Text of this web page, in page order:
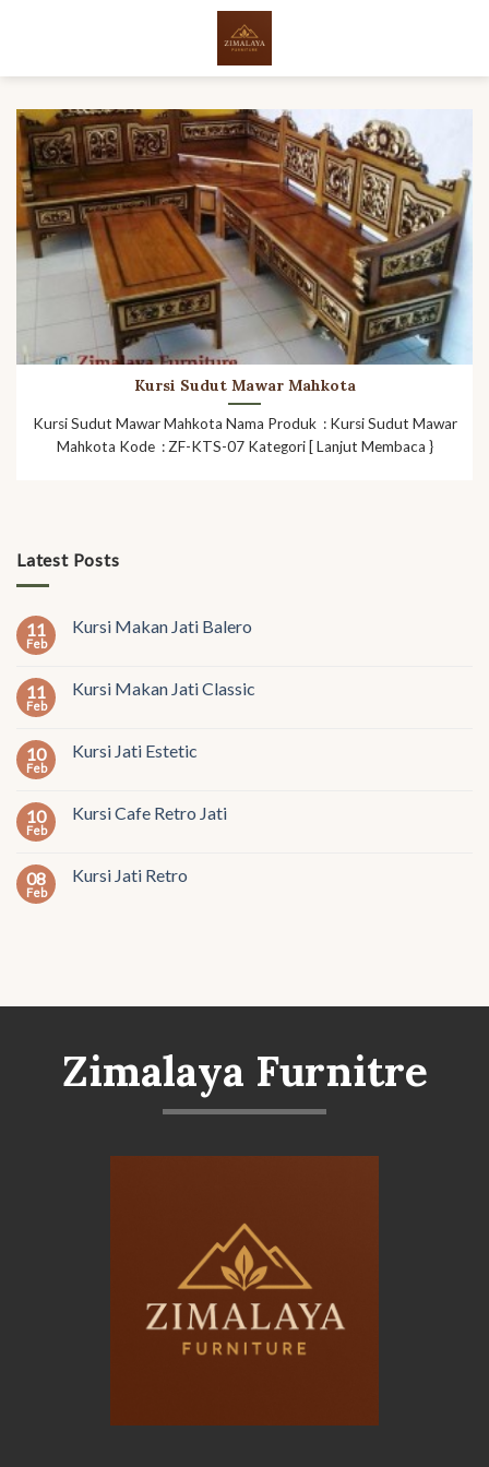
Latest Posts
11
Feb
Kursi Makan Jati Balero
11
Feb
Kursi Makan Jati Classic
10
Feb
Kursi Jati Estetic
10
Feb
Kursi Cafe Retro Jati
08
Feb
Kursi Jati Retro
Kursi Sudut Mawar Mahkota
Kursi Sudut Mawar Mahkota Nama Produk : Kursi Sudut Mawar
Mahkota Kode : ZF-KTS-07 Kategori [ Lanjut Membaca }
Zimalaya Furnitre